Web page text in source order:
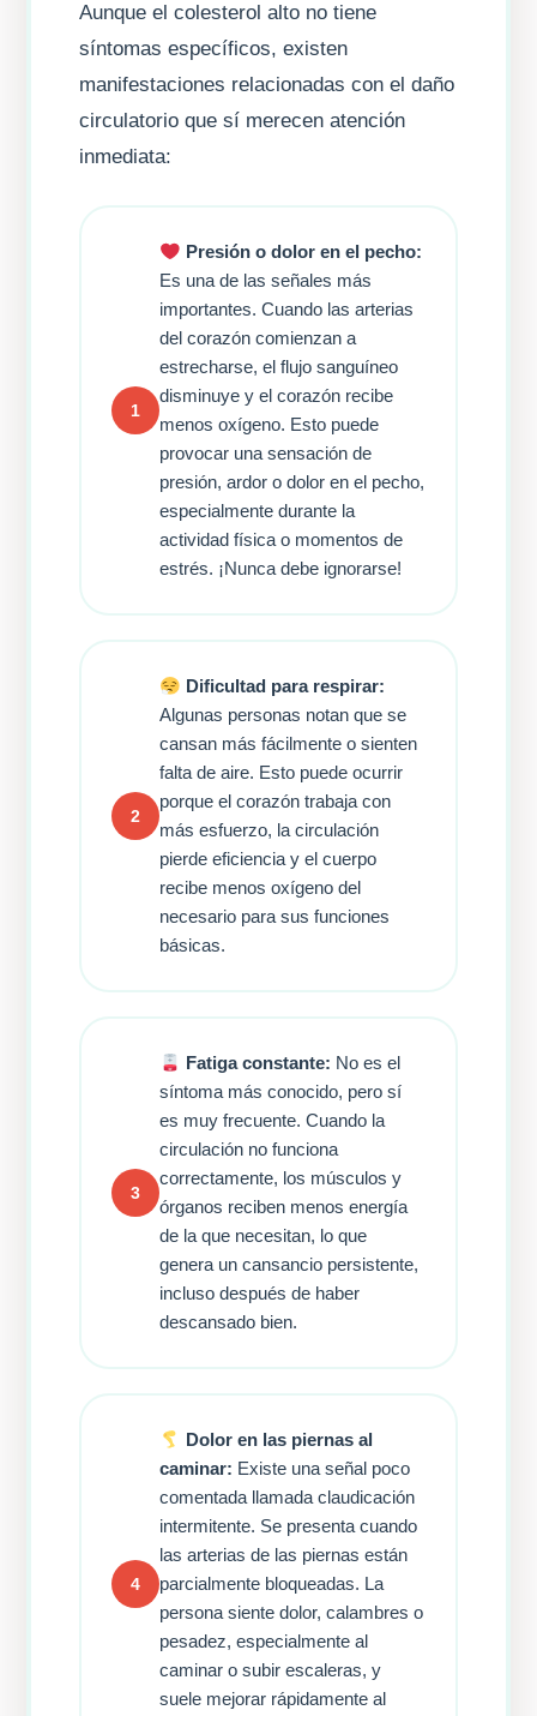
Aunque el colesterol alto no tiene
síntomas específicos, existen
manifestaciones relacionadas con el daño
circulatorio que sí merecen atención
inmediata:
1
Presión o dolor en el pecho:
Es una de las señales más
importantes. Cuando las arterias
del corazón comienzan a
estrecharse, el flujo sanguíneo
disminuye y el corazón recibe
menos oxígeno. Esto puede
provocar una sensación de
presión, ardor o dolor en el pecho,
especialmente durante la
actividad física o momentos de
estrés. ¡Nunca debe ignorarse!
2
Dificultad para respirar:
Algunas personas notan que se
cansan más fácilmente o sienten
falta de aire. Esto puede ocurrir
porque el corazón trabaja con
más esfuerzo, la circulación
pierde eficiencia y el cuerpo
recibe menos oxígeno del
necesario para sus funciones
básicas.
3
Fatiga constante: No es el
síntoma más conocido, pero sí
es muy frecuente. Cuando la
circulación no funciona
correctamente, los músculos y
órganos reciben menos energía
de la que necesitan, lo que
genera un cansancio persistente,
incluso después de haber
descansado bien.
4
Dolor en las piernas al
caminar: Existe una señal poco
comentada llamada claudicación
intermitente. Se presenta cuando
las arterias de las piernas están
parcialmente bloqueadas. La
persona siente dolor, calambres o
pesadez, especialmente al
caminar o subir escaleras, y
suele mejorar rápidamente al